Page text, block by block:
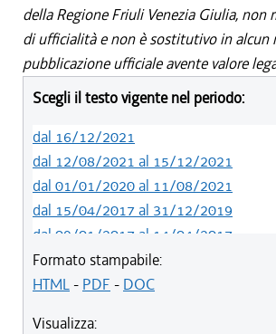
della Regione Friuli Venezia Giulia, non
di ufficialità e non è sostitutivo in alcun
pubblicazione ufficiale avente valore
Scegli il testo vigente nel periodo:
dal 16/12/2021
dal 12/08/2021 al 15/12/2021
dal 01/01/2020 al 11/08/2021
dal 15/04/2017 al 31/12/2019
dal 09/01/2017 al 14/04/2017
dal 23/07/2015 al 08/01/2017
dal 08/08/2014 al 22/07/2015
Formato stampabile:
HTML- PDF - DOC
Visualizza: